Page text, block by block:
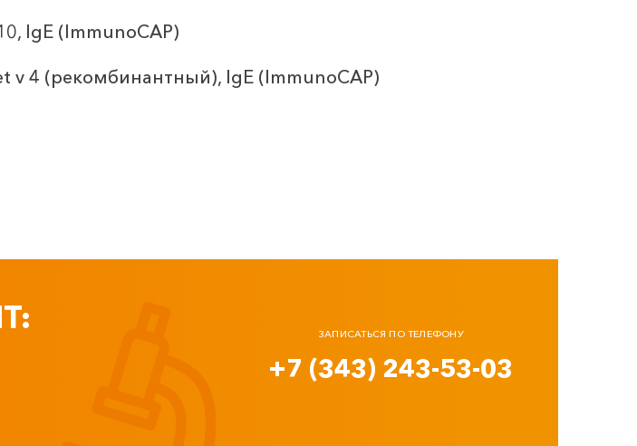
IgE (ImmunoCAP)
v 4 (рекомбинантный), IgE (ImmunoCAP)
ЗАПИСАТЬСЯ ПО ТЕЛЕФОНУ
+7 (343) 243-53-03